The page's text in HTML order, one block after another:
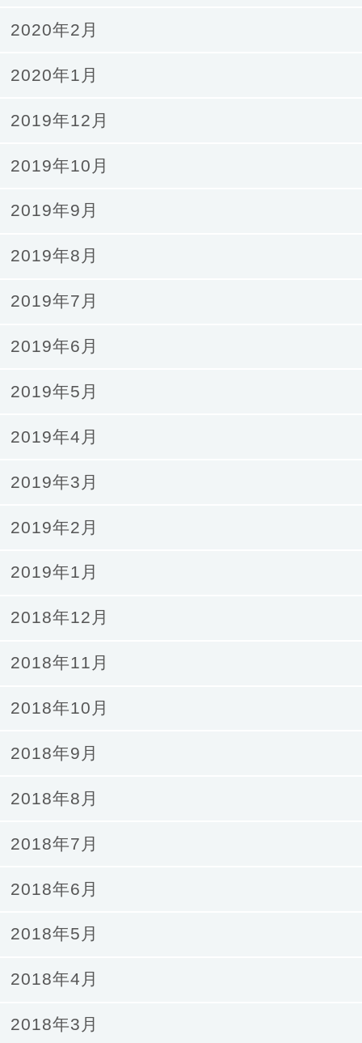
2020年2月
2020年1月
2019年12月
2019年10月
2019年9月
2019年8月
2019年7月
2019年6月
2019年5月
2019年4月
2019年3月
2019年2月
2019年1月
2018年12月
2018年11月
2018年10月
2018年9月
2018年8月
2018年7月
2018年6月
2018年5月
2018年4月
2018年3月